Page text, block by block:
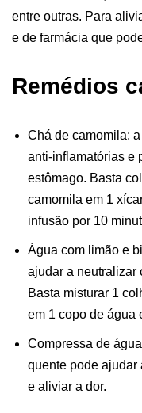
entre outras. Para
e de farmácia que
Remédios
Chá de camomila:
anti-inflamatórias e
estômago. Basta
camomila em 1
infusão por 10
Água com limão e
ajudar a neutralizar
Basta misturar 1
em 1 copo de água
Compressa de
quente pode ajudar
e aliviar a dor.